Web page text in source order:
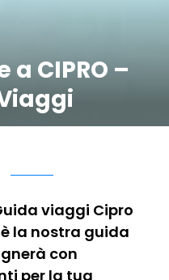
a CIPRO –
viaggi Cipro
la nostra guida
con
per la tua